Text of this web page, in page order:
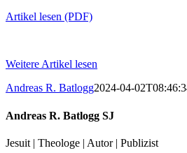
Artikel lesen (PDF)
Weitere Artikel lesen
Andreas R. Batlogg2024-04-
Andreas R. Batlogg SJ
Jesuit | Theologe | Autor | Publizist